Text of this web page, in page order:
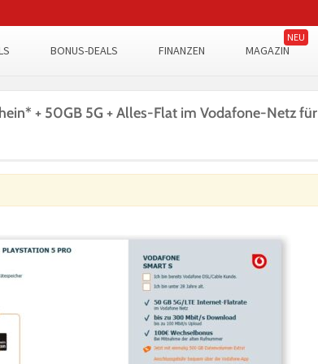
BONUS-DEALS FINANZEN MAGAZIN
+ 50GB 5G + Alles-Flat im Vodafone-Netz für